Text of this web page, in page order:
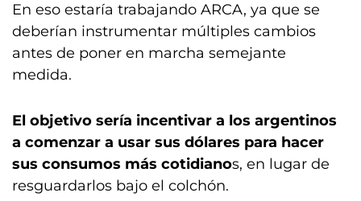
En eso estaría trabajando ARCA, ya que se
deberían instrumentar múltiples cambios
antes de poner en marcha semejante
medida.
El objetivo sería incentivar a los argentinos
a comenzar a usar sus dólares para hacer
sus consumos más cotidianos, en lugar de
resguardarlos bajo el colchón.